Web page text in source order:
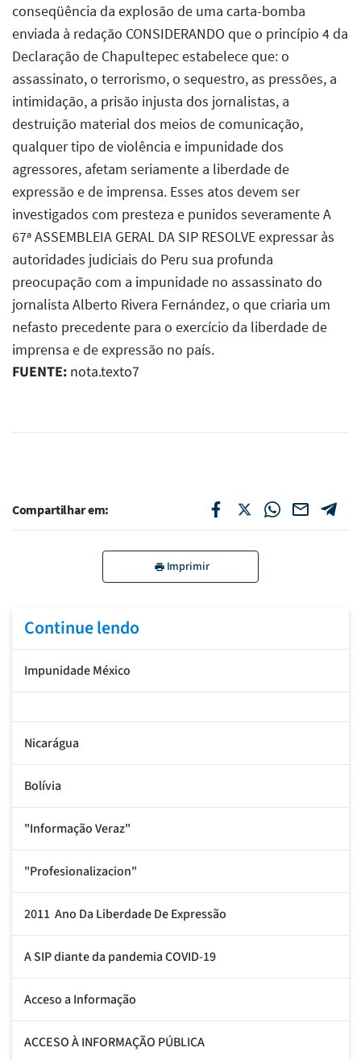
conseqüência da explosão de uma carta-bomba
enviada à redação CONSIDERANDO que o princípio 4 da
Declaração de Chapultepec estabelece que: o
assassinato, o terrorismo, o sequestro, as pressões, a
intimidação, a prisão injusta dos jornalistas, a
destruição material dos meios de comunicação,
qualquer tipo de violência e impunidade dos
agressores, afetam seriamente a liberdade de
expressão e de imprensa. Esses atos devem ser
investigados com presteza e punidos severamente A
67ª ASSEMBLEIA GERAL DA SIP RESOLVE expressar às
autoridades judiciais do Peru sua profunda
preocupação com a impunidade no assassinato do
jornalista Alberto Rivera Fernández, o que criaria um
nefasto precedente para o exercício da liberdade de
imprensa e de expressão no país.
FUENTE: nota.texto7
Compartilhar em:
Imprimir
Continue lendo
Impunidade México
Nicarágua
Bolívia
"Informação Veraz"
"Profesionalizacion"
2011  Ano Da Liberdade De Expressão
A SIP diante da pandemia COVID-19
Acceso a Informação
ACCESO À INFORMAÇÃO PÚBLICA